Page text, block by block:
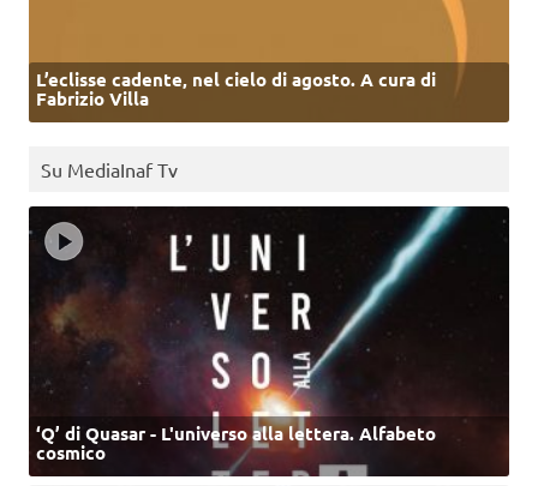
L’eclisse cadente, nel cielo di agosto. A cura di
Fabrizio Villa
Su MediaInaf Tv
‘Q’ di Quasar - L'universo alla lettera. Alfabeto
cosmico